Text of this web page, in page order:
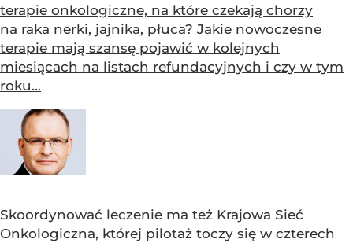
terapie onkologiczne, na które czekają chorzy
na raka nerki, jajnika, płuca? Jakie nowoczesne
terapie mają szansę pojawić w kolejnych
miesiącach na listach refundacyjnych i czy w tym
roku...
Skoordynować leczenie ma też Krajowa Sieć
Onkologiczna, której pilotaż toczy się w czterech